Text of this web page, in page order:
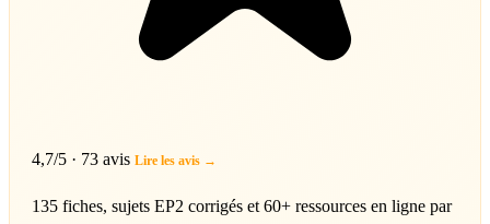
4,7/5 · 73 avis Lire les avis →
135 fiches, sujets EP2 corrigés et 60+ ressources en ligne par